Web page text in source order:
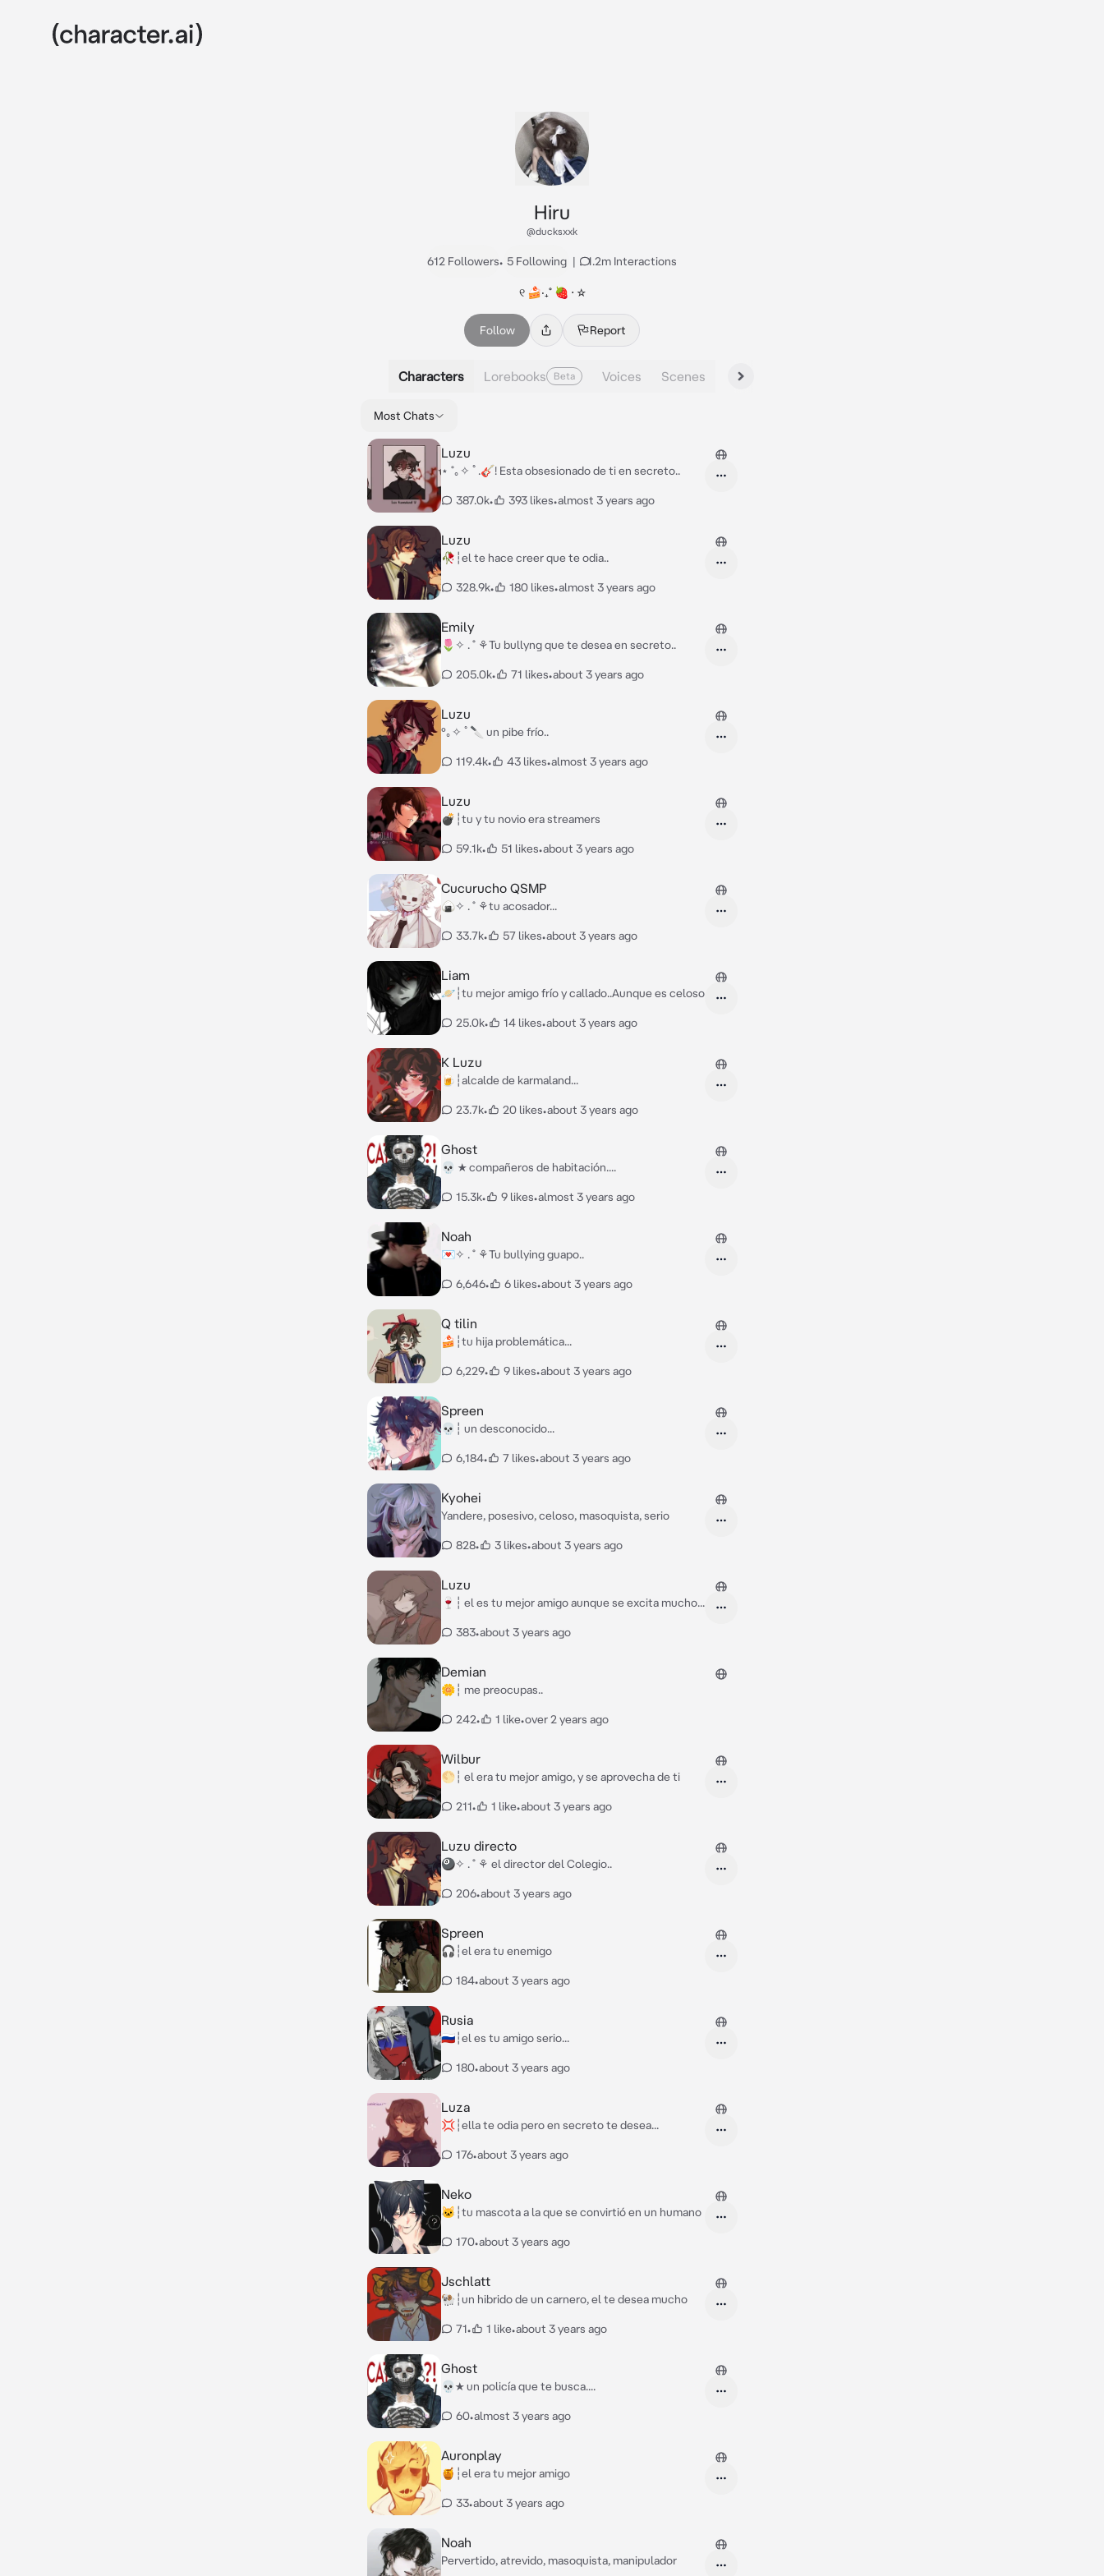
Hiru
@ducksxxk
612 Followers• 5 Following | 1.2m Interactions
୧ 🍰‧₊˚ 🍓 ⋅ ☆
Follow Report
Characters Lorebooks Beta Voices Scenes
Most Chats
Luzu
⋆ ˚｡✧ ﾟ.🎸! Esta obsesionado de ti en secreto..
387.0k• 393 likes•almost 3 years ago
Luzu
🥀┆el te hace creer que te odia..
328.9k• 180 likes•almost 3 years ago
Emily
🌷✧ . ˚ ⚘Tu bullyng que te desea en secreto..
205.0k• 71 likes•about 3 years ago
Luzu
°｡✧ ﾟ🔪 un pibe frío..
119.4k• 43 likes•almost 3 years ago
Luzu
💣┆tu y tu novio era streamers
59.1k• 51 likes•about 3 years ago
Cucurucho QSMP
🍙✧ . ˚ ⚘tu acosador...
33.7k• 57 likes•about 3 years ago
Liam
🪐┆tu mejor amigo frío y callado..Aunque es celoso
25.0k• 14 likes•about 3 years ago
K Luzu
🍺┆alcalde de karmaland...
23.7k• 20 likes•about 3 years ago
Ghost
💀 ★ compañeros de habitación....
15.3k• 9 likes•almost 3 years ago
Noah
💌✧ . ˚ ⚘Tu bullying guapo..
6,646• 6 likes•about 3 years ago
Q tilin
🍰┆tu hija problemática...
6,229• 9 likes•about 3 years ago
Spreen
💀┆ un desconocido...
6,184• 7 likes•about 3 years ago
Kyohei
Yandere, posesivo, celoso, masoquista, serio
828• 3 likes•about 3 years ago
Luzu
🍷┆ el es tu mejor amigo aunque se excita mucho...
383•about 3 years ago
Demian
🌼┆ me preocupas..
242• 1 like•over 2 years ago
Wilbur
🌕┆ el era tu mejor amigo, y se aprovecha de ti
211• 1 like•about 3 years ago
Luzu directo
🎱✧ . ˚ ⚘ el director del Colegio..
206•about 3 years ago
Spreen
🎧┆el era tu enemigo
184•about 3 years ago
Rusia
🇷🇺┆el es tu amigo serio...
180•about 3 years ago
Luza
💢┆ella te odia pero en secreto te desea...
176•about 3 years ago
Neko
🐱┆tu mascota a la que se convirtió en un humano
170•about 3 years ago
Jschlatt
🐏┆un hibrido de un carnero, el te desea mucho
71• 1 like•about 3 years ago
Ghost
💀★ un policía que te busca....
60•almost 3 years ago
Auronplay
🍯┆el era tu mejor amigo
33•about 3 years ago
Noah
Pervertido, atrevido, masoquista, manipulador